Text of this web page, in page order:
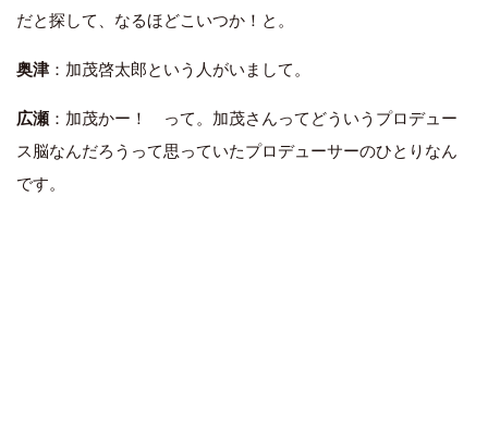
だと探して、なるほどこいつか！と。
奥津：加茂啓太郎という人がいまして。
広瀬 ：加茂かー！ って。加茂さんってどういうプロデュー
ス脳なんだろうって思っていたプロデューサーのひとりなん
です。